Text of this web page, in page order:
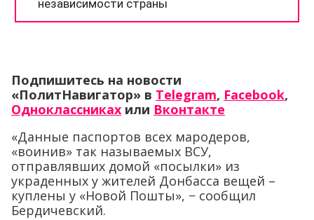
Подпишитесь на новости
«ПолитНавигатор» в Telegram, Facebook,
Одноклассниках или Вконтакте
«Данные паспортов всех мародеров,
«воинив» так называемых ВСУ,
отправлявших домой «посылки» из
украденных у жителей Донбасса вещей –
куплены у «Новой Пошты», − сообщил
Бердичевский.